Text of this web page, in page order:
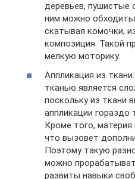
деревьев, пушистые
ним можно
скатывая комочки,
композиция. Такой
мелкую моторику.
Аппликация из
тканью является
поскольку из ткани
аппликации гораздо
Кроме того,
что вызовет
Поэтому такую
можно
развиты навыки